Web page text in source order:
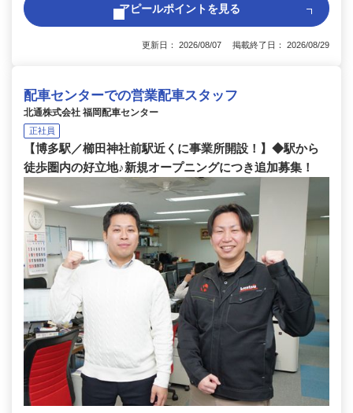
アピールポイントを見る
更新日： 2026/08/07 掲載終了日： 2026/08/29
配車センターでの営業配車スタッフ
北通株式会社 福岡配車センター
正社員
【博多駅／櫛田神社前駅近くに事業所開設！】◆駅から
徒歩圏内の好立地♪新規オープニングにつき追加募集！